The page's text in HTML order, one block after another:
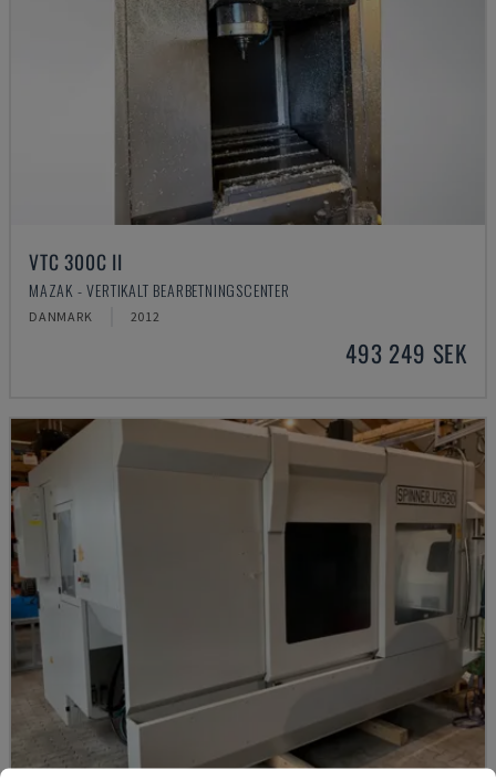
VTC 300C II
MAZAK - VERTIKALT BEARBETNINGSCENTER
DANMARK 2012
493 249 SEK